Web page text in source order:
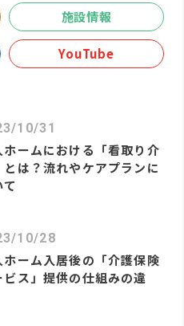
施設情報
YouTube
10/31
ホームにおける「看取り介
とは？流れやケアプランに
10/28
ホーム入居後の「介護保険
ビス」提供の仕組みの違